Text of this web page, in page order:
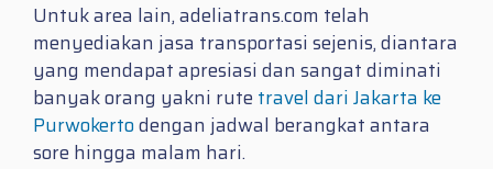
Untuk area lain, adeliatrans.com telah
menyediakan jasa transportasi sejenis, diantara
yang mendapat apresiasi dan sangat diminati
banyak orang yakni rute travel dari Jakarta ke
Purwokertodengan jadwal berangkat antara
sore hingga malam hari.